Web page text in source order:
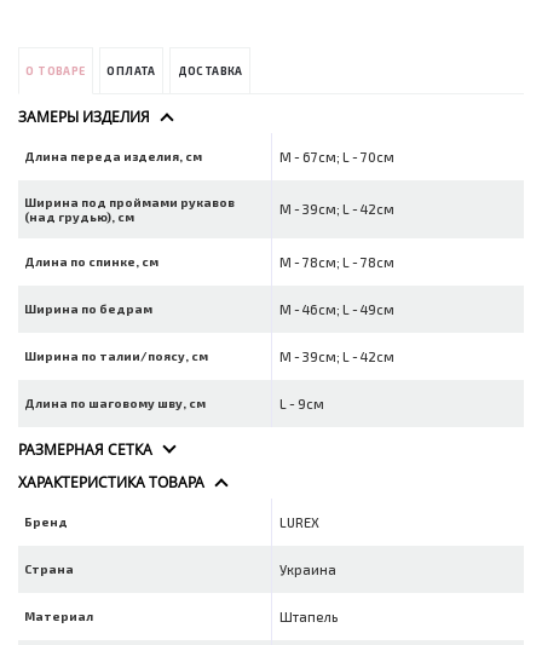
О ТОВАРЕ ОПЛАТА ДОСТАВКА
ЗАМЕРЫ ИЗДЕЛИЯ
Длина переда изделия, см M - 67см; L - 70см
Ширина под проймами рукавов
(над грудью), см
M - 39см; L - 42см
Длина по спинке, см M - 78см; L - 78см
Ширина по бедрам M - 46см; L - 49см
Ширина по талии/поясу, см M - 39см; L - 42см
Длина по шаговому шву, см L - 9см
РАЗМЕРНАЯ СЕТКА
ХАРАКТЕРИСТИКА ТОВАРА
Бренд LUREX
Страна Украина
Материал Штапель